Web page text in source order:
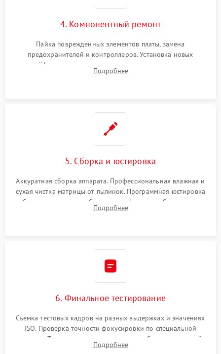
4. Компонентный ремонт
Пайка поврежденных элементов платы, замена
предохранителей и контроллеров. Установка новых
шлейфов, дисплея, механизма затвора или двигателя
автофокуса. Восстановление геометрии тубуса объектива
Подробнее
5. Сборка и юстировка
Аккуратная сборка аппарата. Профессиональная влажная и
сухая чистка матрицы от пылинок. Программная юстировка
рабочего отрезка, калибровка автофокуса, стабилизатора и
экспозамера с помощью сервисного ПО.
Подробнее
6. Финальное тестирование
Съемка тестовых кадров на разных выдержках и значениях
ISO. Проверка точности фокусировки по специальной
мишени. Тест записи на карту памяти, работы встроенной
вспышки, микрофона и всех кнопок управления.
Подробнее